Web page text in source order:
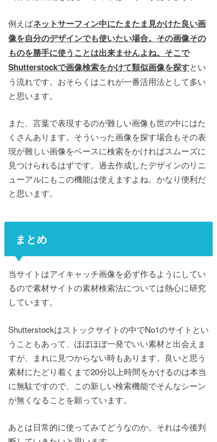
例えばネットサーフィン中にたまたま見かけた良い画
像を自分のデザインでも使いたい場合。その画像その
ものを勝手に使うことは出来ませんよね。そこで
Shutterstockで画像検索をかけて類似画像を探すとい
う流れです。おそらくはこれが一番活用法として多い
と思います。
また、言葉で表現するのが難しい画像も世の中にはた
くさんあります。そういった画像を探す場合もその表
現が難しい画像をベースに検索をかければスムーズに
見つけられるはずです。過去作成したデザインのリニ
ューアルにもこの機能は使えますよね。かなり便利だ
と思います。
まとめ
当サイトはアイキャッチ画像を必ず作るようにしてい
るので素材サイトの素材検索法については熱心に研究
しています。
Shutterstockはストックサイトの中でNo1のサイトとい
うこともあって、ほぼほぼ一発でいい素材と出会えま
すが、まれに見つからない時もあります。良いと思う
素材にたどり着くまで20分以上時間をかけるのは本当
に無駄ですので、この新しい検索機能でそんなシーン
が無くなることを願っています。
あとは日常的に使ってみてどうなのか。それは今後判